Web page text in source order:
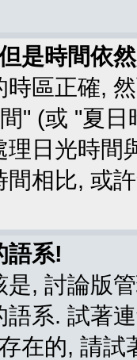
是時間依
區正確,
" (或 "夏
日光時間
間相比, 或
語系!
, 討論版
語系. 試著
在的, 請